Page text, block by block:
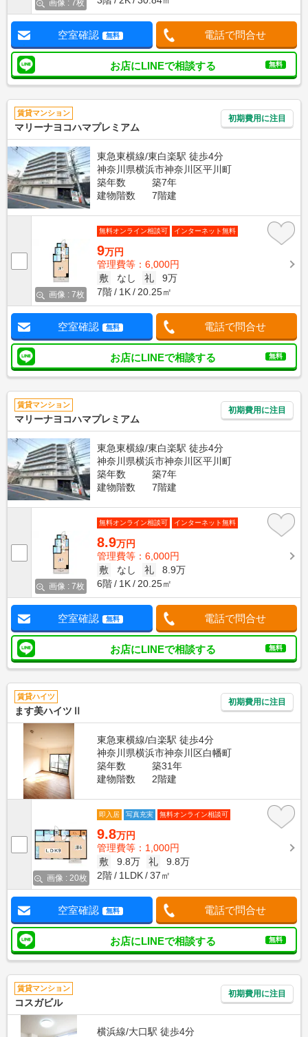
画像 : 7枚
空室確認 無料 電話で問合せ
お店にLINEで相談する 無料
賃貸マンション
マリーナヨコハマプレミアム
初期費用に注目
東急東横線/東白楽駅 徒歩4分
神奈川県横浜市神奈川区平川町
築年数
築7年
建物階数
7階建
画像 : 7枚
無料オンライン相談可 インターネット無料
9万円
管理費等：6,000円
敷
なし 礼
9万
7階
1K 20.25㎡
空室確認 無料 電話で問合せ
お店にLINEで相談する 無料
賃貸マンション
マリーナヨコハマプレミアム
初期費用に注目
東急東横線/東白楽駅 徒歩4分
神奈川県横浜市神奈川区平川町
築年数
築7年
建物階数
7階建
画像 : 7枚
無料オンライン相談可 インターネット無料
8.9万円
管理費等：6,000円
敷
なし 礼
8.9万
6階
1K 20.25㎡
空室確認 無料 電話で問合せ
お店にLINEで相談する 無料
賃貸ハイツ
ます美ハイツⅡ
初期費用に注目
東急東横線/白楽駅 徒歩4分
神奈川県横浜市神奈川区白幡町
築年数
築31年
建物階数
2階建
画像 : 20枚
即入居 写真充実 無料オンライン相談可
9.8万円
管理費等：1,000円
敷
9.8万 礼
9.8万
2階
1LDK 37㎡
空室確認 無料 電話で問合せ
お店にLINEで相談する 無料
賃貸マンション
コスガビル
初期費用に注目
横浜線/大口駅 徒歩4分